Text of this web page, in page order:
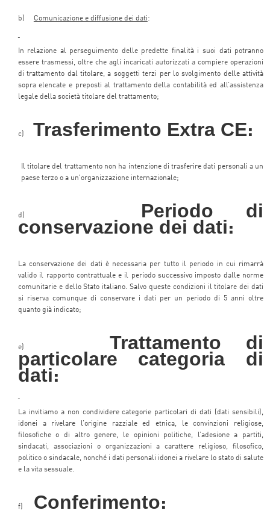
b) Comunicazione e diffusione dei dati:
In relazione al perseguimento delle predette finalità i suoi dati potranno
essere trasmessi, oltre che agli incaricati autorizzati a compiere operazioni
di trattamento dal titolare, a soggetti terzi per lo svolgimento delle attività
sopra elencate e preposti al trattamento della contabilità ed all’assistenza
legale della società titolare del trattamento;
c) Trasferimento Extra CE:
Il titolare del trattamento non ha intenzione di trasferire dati personali a un
paese terzo o a un'organizzazione internazionale;
d) Periodo di
conservazione dei dati:
La conservazione dei dati è necessaria per tutto il periodo in cui rimarrà
valido il rapporto contrattuale e il periodo successivo imposto dalle norme
comunitarie e dello Stato italiano. Salvo queste condizioni il titolare dei dati
si riserva comunque di conservare i dati per un periodo di 5 anni oltre
quanto già indicato;
e) Trattamento di
particolare categoria di
dati:
La invitiamo a non condividere categorie particolari di dati (dati sensibili),
idonei a rivelare l’origine razziale ed etnica, le convinzioni religiose,
filosofiche o di altro genere, le opinioni politiche, l’adesione a partiti,
sindacati, associazioni o organizzazioni a carattere religioso, filosofico,
politico o sindacale, nonché i dati personali idonei a rivelare lo stato di salute
e la vita sessuale.
f) Conferimento: